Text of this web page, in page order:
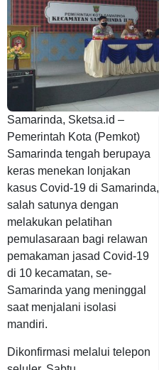
Samarinda, Sketsa.id –
Pemerintah Kota (Pemkot)
Samarinda tengah berupaya
keras menekan lonjakan
kasus Covid-19 di Samarinda,
salah satunya dengan
melakukan pelatihan
pemulasaraan bagi relawan
pemakaman jasad Covid-19
di 10 kecamatan, se-
Samarinda yang meninggal
saat menjalani isolasi
mandiri.
Dikonfirmasi melalui telepon